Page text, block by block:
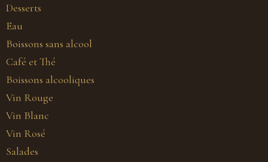
Desserts
Eau
Boissons sans alcool
Café et Thé
Boissons alcooliques
Vin Rouge
Vin Blanc
Vin Rosé
Salades